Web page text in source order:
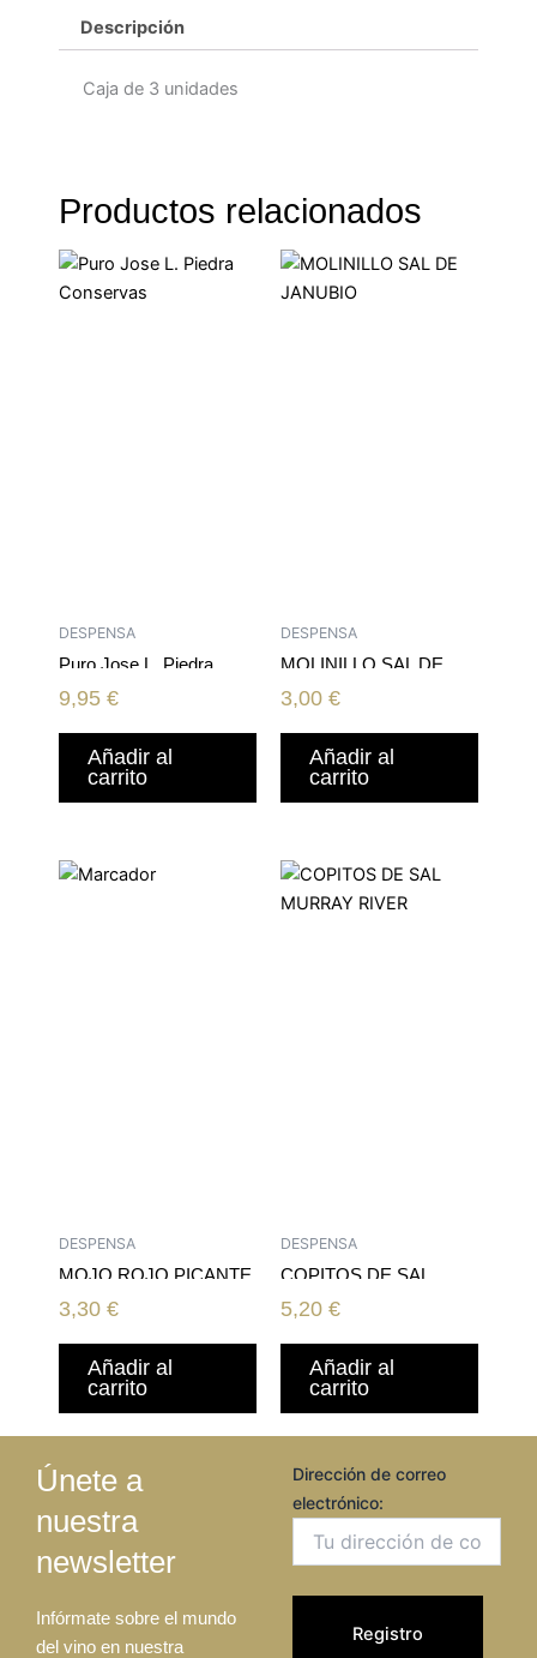
Descripción
Caja de 3 unidades
Productos relacionados
DESPENSA
Puro Jose L. Piedra
Conservas
9,95€
Añadir al
carrito
DESPENSA
MOLINILLO SAL DE
JANUBIO
3,00 €
Añadir al
carrito
DESPENSA
MOJO ROJO PICANTE
YAIZA 100ML
3,30€
Añadir al
carrito
DESPENSA
COPITOS DE SAL
MURRAY RIVER
5,20 €
Añadir al
carrito
Únete a
nuestra
newsletter
Infórmate sobre el mundo
del vino en nuestra
Dirección de correo
electrónico: